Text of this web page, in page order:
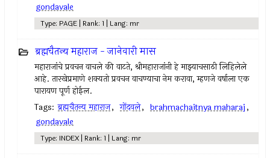
gondavale
Type: PAGE | Rank: 1 | Lang: mr
ब्रह्मचैतन्य महाराज - जानेवारी मास
महाराजांचे प्रवचन वाचले की वाटते, श्रीमहाराजांनी हे माझ्याचसाठी लिहिलेले
आहे. तारखेप्रमाणे शक्यतो प्रवचन वाचण्याचा नेम करावा, म्हणजे वर्षाला एक
पारायण पूर्ण होईल.
Tags: ब्रह्मचैतन्य महाराज, गोंदवले, brahmachaitnya maharaj,
gondavale
Type: INDEX | Rank: 1 | Lang: mr